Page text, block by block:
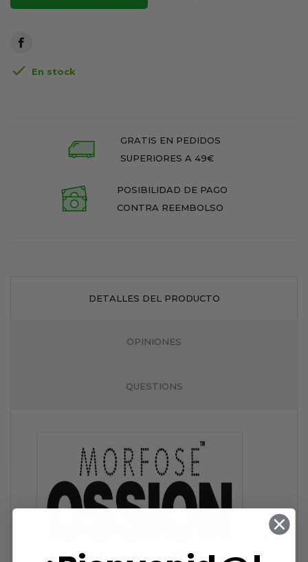
 En stock
GRATIS EN PEDIDOS
SUPERIORES A 49€
POSIBILIDAD DE PAGO
CONTRA REEMBOLSO
DETALLES DEL PRODUCTO
OPINIONES
QUESTIONS